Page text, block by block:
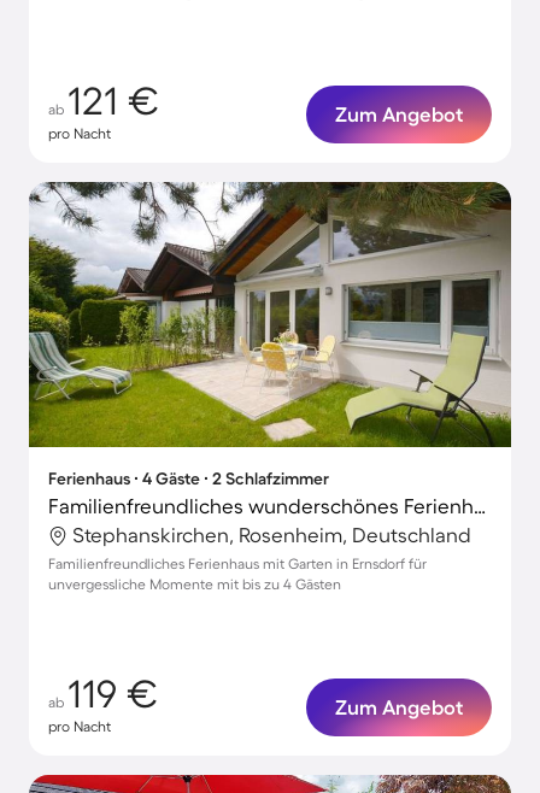
ab 121 €
pro Nacht
Zum Angebot
Ferienhaus ∙ 4 Gäste ∙ 2 Schlafzimmer
Familienfreundliches wunderschönes Ferienhaus mit Garten und Terrasse
Stephanskirchen, Rosenheim, Deutschland
Familienfreundliches Ferienhaus mit Garten in Ernsdorf für
unvergessliche Momente mit bis zu 4 Gästen
ab 119 €
pro Nacht
Zum Angebot